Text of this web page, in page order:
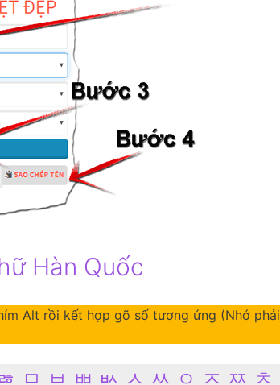
Hàn Quốc
Alt rồi kết hợp gõ số tương ứng (Nhớ phải
ㅁ ㅂ ㅃ ㅄ ㅅ ㅆ ㅇ ㅈ ㅉ ㅊ